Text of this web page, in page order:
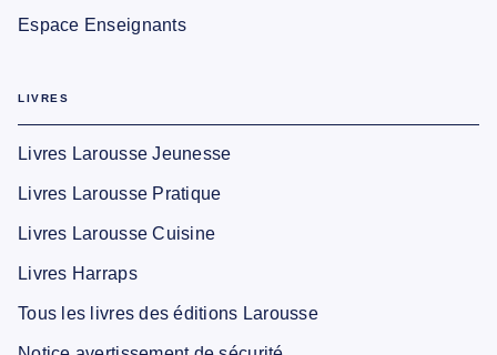
Espace Enseignants
LIVRES
Livres Larousse Jeunesse
Livres Larousse Pratique
Livres Larousse Cuisine
Livres Harraps
Tous les livres des éditions Larousse